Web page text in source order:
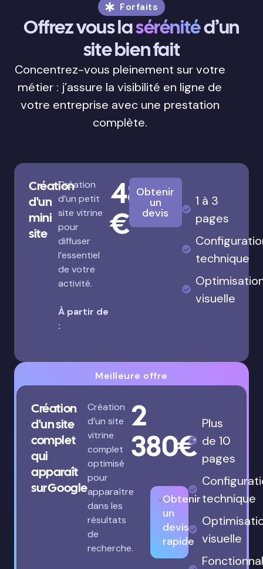
Forfaits
Offrez vous lasérénitéd’un
site bien fait
Concentrez-vous pleinement sur votre
métier : j’assure la visibilité en ligne de
votre entreprise avec une prestation
complète.
Création
d'un
mini
site
Création
d’un petit
site vitrine
pour
diffuser
l’essentiel
de votre
activité.
À partir de
:
480
€
Obtenir
un
devis
1 à 3
pages
technique
visuelle
Meilleure offre
Création
d'un site
complet
qui
apparaît
sur Google
Création
d’un site
vitrine
complet
optimisé
pour
apparaître
dans les
résultats
de
recherche.
2
380€
Obtenir
un
devis
rapide
Plus
de 10
pages
technique
visuelle